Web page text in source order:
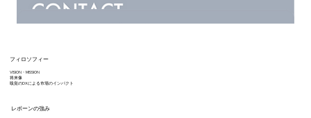
ハスキー先生、ちょっとにおいを嗅ぎ
フィロソフィー
VISION・MISSION
将来像
嗅覚のDXによる市場のインパクト
レボーンの強み